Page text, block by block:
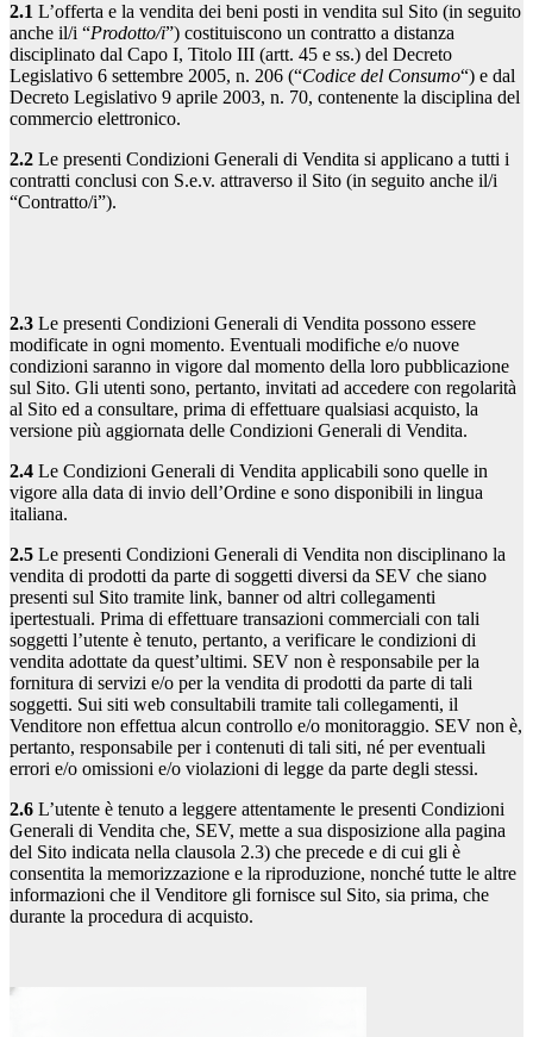
2.1 L’offerta e la vendita dei beni posti in vendita sul Sito (in seguito
anche il/i “Prodotto/i”) costituiscono un contratto a distanza
disciplinato dal Capo I, Titolo III (artt. 45 e ss.) del Decreto
Legislativo 6 settembre 2005, n. 206 (“Codice del Consumo“) e dal
Decreto Legislativo 9 aprile 2003, n. 70, contenente la disciplina del
commercio elettronico.
2.2 Le presenti Condizioni Generali di Vendita si applicano a tutti i
contratti conclusi con S.e.v. attraverso il Sito (in seguito anche il/i
“Contratto/i”).
2.3 Le presenti Condizioni Generali di Vendita possono essere
modificate in ogni momento. Eventuali modifiche e/o nuove
condizioni saranno in vigore dal momento della loro pubblicazione
sul Sito. Gli utenti sono, pertanto, invitati ad accedere con regolarità
al Sito ed a consultare, prima di effettuare qualsiasi acquisto, la
versione più aggiornata delle Condizioni Generali di Vendita.
2.4 Le Condizioni Generali di Vendita applicabili sono quelle in
vigore alla data di invio dell’Ordine e sono disponibili in lingua
italiana.
2.5 Le presenti Condizioni Generali di Vendita non disciplinano la
vendita di prodotti da parte di soggetti diversi da SEV che siano
presenti sul Sito tramite link, banner od altri collegamenti
ipertestuali. Prima di effettuare transazioni commerciali con tali
soggetti l’utente è tenuto, pertanto, a verificare le condizioni di
vendita adottate da quest’ultimi. SEV non è responsabile per la
fornitura di servizi e/o per la vendita di prodotti da parte di tali
soggetti. Sui siti web consultabili tramite tali collegamenti, il
Venditore non effettua alcun controllo e/o monitoraggio. SEV non è,
pertanto, responsabile per i contenuti di tali siti, né per eventuali
errori e/o omissioni e/o violazioni di legge da parte degli stessi.
2.6 L’utente è tenuto a leggere attentamente le presenti Condizioni
Generali di Vendita che, SEV, mette a sua disposizione alla pagina
del Sito indicata nella clausola 2.3) che precede e di cui gli è
consentita la memorizzazione e la riproduzione, nonché tutte le altre
informazioni che il Venditore gli fornisce sul Sito, sia prima, che
durante la procedura di acquisto.